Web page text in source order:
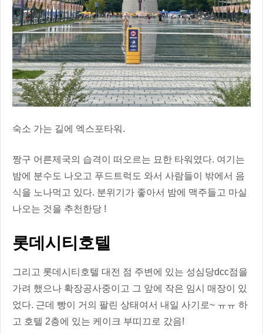
숙소 가는 길에 엑스포타워.
짱구 어른제국의 습격이 떠오르는 묘한 타워였다. 여기는
밤에 분수도 나오고 푸드트럭도 와서 사람들이 밖에서 음
식을 노나먹고 있다. 분위기가 좋아서 밤에 맥주들고 마실
나오는 것을 추천한당 !
롯데시티호텔
그리고 롯데시티호텔 대전 점 주변에 있는 성심당dcc점을
가려 했으나 확장공사중이고 그 앞에 작은 임시 매장이 있
었다. 근데 빵이 거의 팔린 상태여서 내일 사기로~ ㅠㅠ 하
고 호텔 2층에 있는 케이크 부띠끄로 갔음!